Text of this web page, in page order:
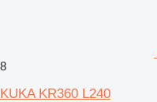
8
KUKA KR360 L240